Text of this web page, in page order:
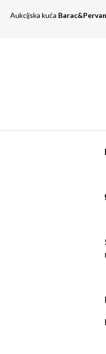
Aukcijska kuća Barac&Pervan